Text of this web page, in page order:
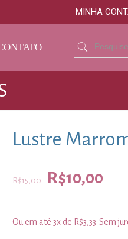
MINHA
Lustre
R$15,00 R$10,00
Ou em até 3x de R$3,33 Sem